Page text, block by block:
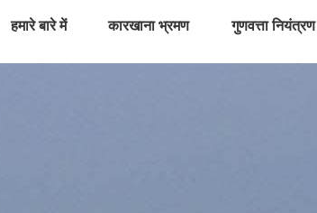
हमारे बारे में कारखाना भ्रमण गुणवत्ता नियंत्रण